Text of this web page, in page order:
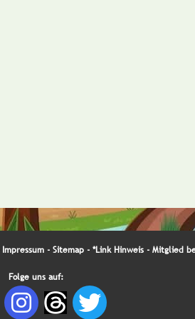
Impressum- Sitemap- *Link Hinweis- Mitglied
Folge uns auf: